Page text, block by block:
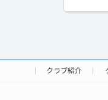
クラブ紹介